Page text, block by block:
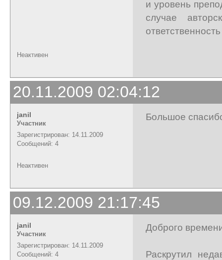
и уровень
случае
Неактивен
20.11.2009 02:04:12
janil
Участник
Зарегистрирован: 14.11.2009
Сообщений: 4
Большое
Неактивен
09.12.2009 21:17:45
janil
Участник
Зарегистрирован: 14.11.2009
Сообщений: 4
Доброго
Раскрутил